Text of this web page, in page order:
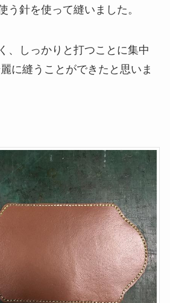
う針を使って縫いました。
、しっかりと打つことに集中
に縫うことができたと思いま